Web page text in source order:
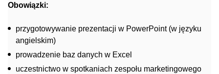
Obowiązki:
przygotowywanie prezentacji w PowerPoint (w języku
angielskim)
prowadzenie baz danych w Excel
uczestnictwo w spotkaniach zespołu marketingowego